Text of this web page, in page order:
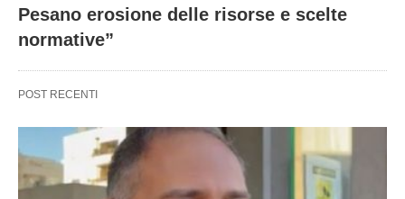
Pesano erosione delle risorse e scelte
normative”
POST RECENTI